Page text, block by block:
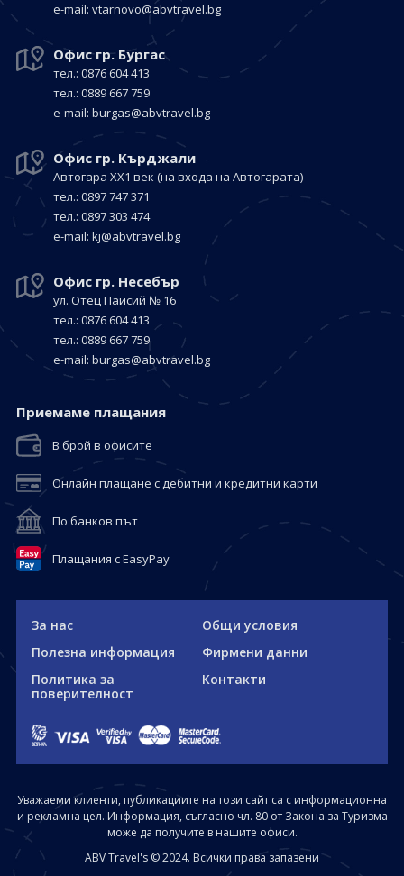
е-mail: vtarnovo@abvtravel.bg
Офис гр. Бургас
тел.: 0876 604 413
тел.: 0889 667 759
е-mail: burgas@abvtravel.bg
Офис гр. Кърджали
Автогара ХХ1 век (на входа на Автогарата)
тел.: 0897 747 371
тел.: 0897 303 474
е-mail: kj@abvtravel.bg
Офис гр. Несебър
ул. Отец Паисий № 16
тел.: 0876 604 413
тел.: 0889 667 759
е-mail: burgas@abvtravel.bg
Приемaме плащания
В брой в офисите
Онлайн плащане с дебитни и кредитни карти
По банков път
Плащания с EasyPay
За нас
Общи условия
Полезна информация
Фирмени данни
Политика за
поверителност
Контакти
Уважаеми клиенти, публикациите на този сайт са с информационна
и рекламна цел. Информация, съгласно чл. 80 от Закона за Туризма
може да получите в нашите офиси.
ABV Travel's © 2024. Всички права запазени